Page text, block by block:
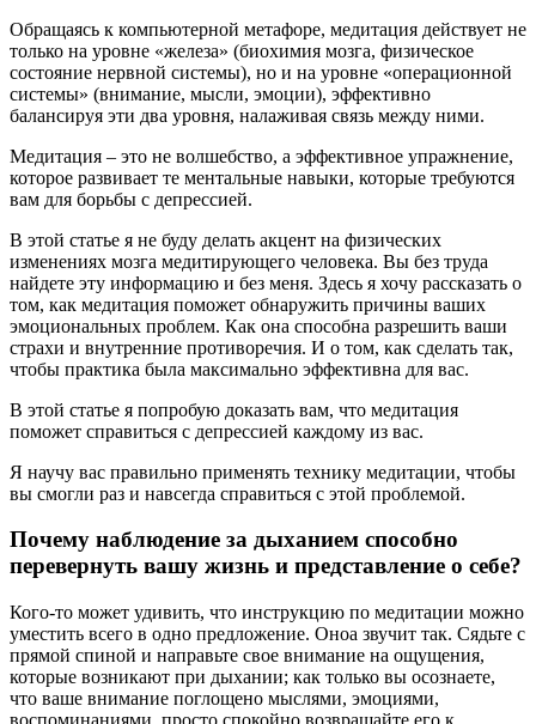
Обращаясь к компьютерной метафоре, медитация действует не
только на уровне «железа» (биохимия мозга, физическое
состояние нервной системы), но и на уровне «операционной
системы» (внимание, мысли, эмоции), эффективно
балансируя эти два уровня, налаживая связь между ними.
Медитация – это не волшебство, а эффективное упражнение,
которое развивает те ментальные навыки, которые требуются
вам для борьбы с депрессией.
В этой статье я не буду делать акцент на физических
изменениях мозга медитирующего человека. Вы без труда
найдете эту информацию и без меня. Здесь я хочу рассказать о
том, как медитация поможет обнаружить причины ваших
эмоциональных проблем. Как она способна разрешить ваши
страхи и внутренние противоречия. И о том, как сделать так,
чтобы практика была максимально эффективна для вас.
В этой статье я попробую доказать вам, что медитация
поможет справиться с депрессией каждому из вас.
Я научу вас правильно применять технику медитации, чтобы
вы смогли раз и навсегда справиться с этой проблемой.
Почему наблюдение за дыханием способно
перевернуть вашу жизнь и представление о себе?
Кого-то может удивить, что инструкцию по медитации можно
уместить всего в одно предложение. Оноа звучит так. Сядьте с
прямой спиной и направьте свое внимание на ощущения,
которые возникают при дыхании; как только вы осознаете,
что ваше внимание поглощено мыслями, эмоциями,
воспоминаниями, просто спокойно возвращайте его к